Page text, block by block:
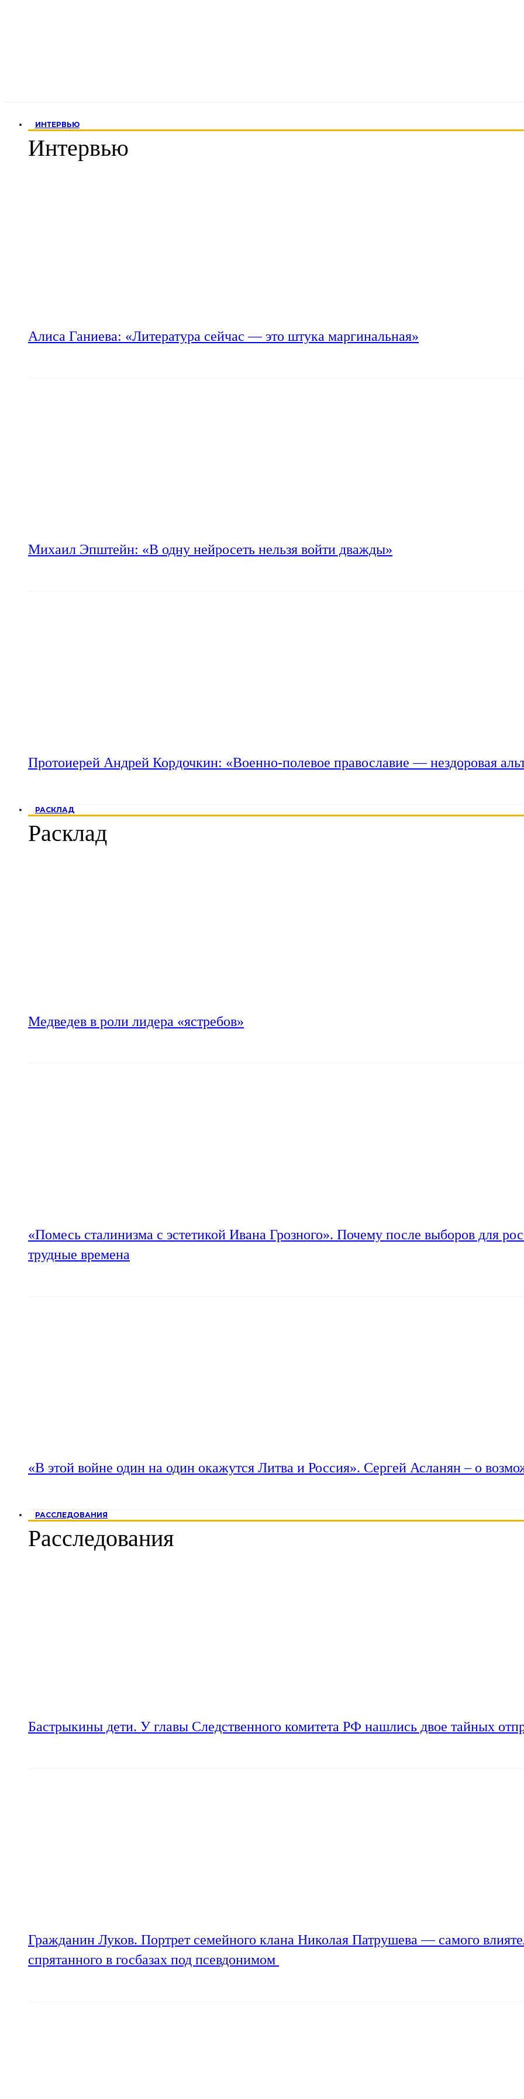
ИНТЕРВЬЮ
Интервью
Алиса Ганиева: «Литература сейчас — это штука маргинальная»
Михаил Эпштейн: «В одну нейросеть нельзя войти дважды»
Протоиерей Андрей Кордочкин: «Военно-полевое православие — нездоровая
РАСКЛАД
Расклад
Медведев в роли лидера «ястребов»
«Помесь сталинизма с эстетикой Ивана Грозного». Почему после выборов для
трудные времена
«В этой войне один на один окажутся Литва и Россия». Сергей Асланян – о
РАССЛЕДОВАНИЯ
Расследования
Бастрыкины дети. У главы Следственного комитета РФ нашлись двое тайных
Гражданин Луков. Портрет семейного клана Николая Патрушева — самого
спрятанного в госбазах под псевдонимом